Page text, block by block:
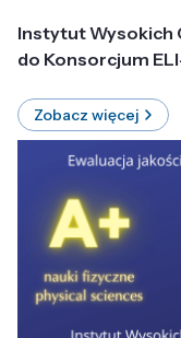
Instytut Wysokich
do Konsorcjum
Zobacz więcej